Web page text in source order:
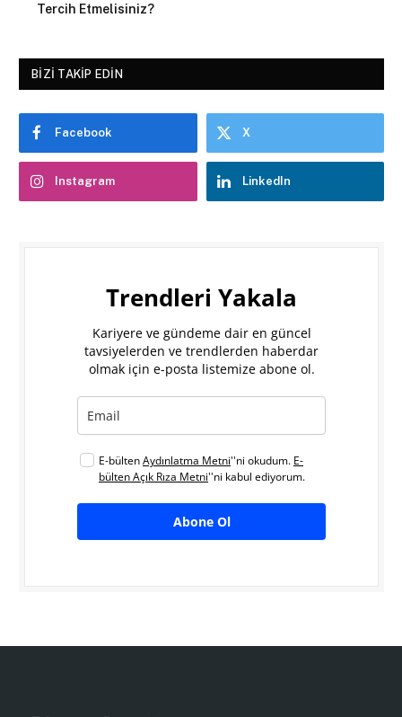
Tercih Etmelisiniz?
BIZI TAKIP EDIN
Facebook X
Instagram LinkedIn
Trendleri Yakala
Kariyere ve gündeme dair en güncel
tavsiyelerden ve trendlerden haberdar
olmak için e-posta listemize abone ol.
E-bültenAydınlatma Metni''ni okudum. E-
bülten Açık Rıza Metni''ni kabul ediyorum.
Abone Ol